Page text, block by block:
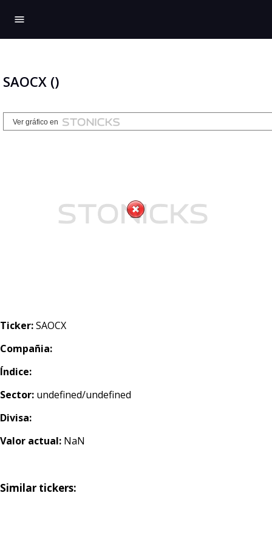
menu
SAOCX ()
Ticker:SAOCX
Compañia:
Índice:
Sector: undefined/undefined
Divisa:
Valor actual: NaN
Similar tickers: